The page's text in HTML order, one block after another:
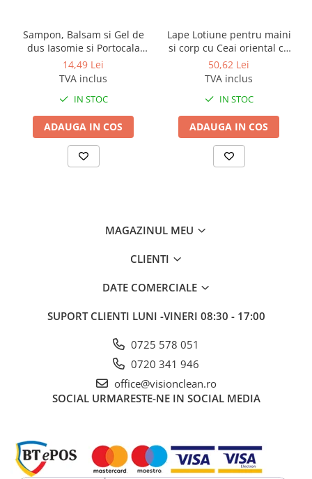
Carucioare
Carucioare bucatarie
Carucioare curatenie
Lavete profesionale
Racleta, perii pardoseala
Saci menajeri
Gama de cosmetice hoteliere Black
Gama de cosmetice hoteliere
Gama de cosmetice hoteliere Dove
Gama de cosmetice hoteliere
Gama de cosmetice hoteliere I Am
Gama de cosmetice hoteliere Lux
Gama de cosmetice hoteliere
Omnia
Sampon, Balsam si Gel de
dus Iasomie si Portocala
Sense 400ml
14,49 Lei
TVA inclus
IN STOC
ADAUGA IN COS
Lape Lotiune pentru maini
si corp cu Ceai oriental cu
lamaie 300ml
50,62 Lei
TVA inclus
IN STOC
ADAUGA IN COS
MAGAZINUL MEU
CLIENTI
DATE COMERCIALE
SUPORT CLIENTI LUNI -VINERI 08:30 - 17:00
0725 578 051
0720 341 946
office@visionclean.ro
SOCIAL URMARESTE-NE IN SOCIAL MEDIA